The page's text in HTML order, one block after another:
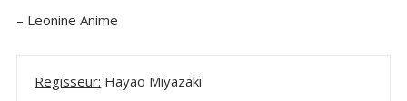
– Leonine Anime
Regisseur: Hayao Miyazaki